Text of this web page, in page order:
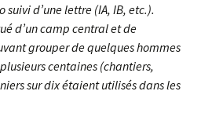
d’une lettre (IA, IB, etc.).
d’un camp central et de
grouper de quelques hommes
centaines (chantiers,
sur dix étaient utilisés dans les